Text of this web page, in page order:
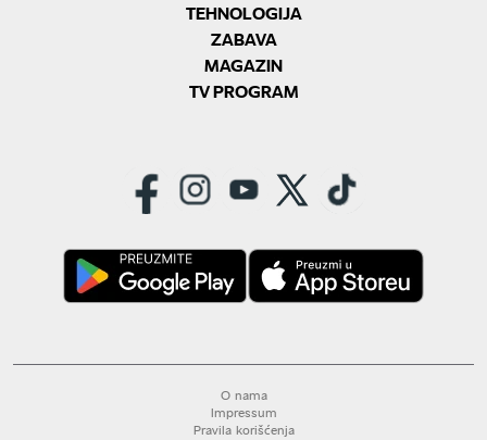
TEHNOLOGIJA
ZABAVA
MAGAZIN
TV PROGRAM
O nama
Impressum
Pravila korišćenja